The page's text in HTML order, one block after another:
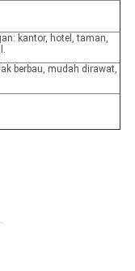
kantor, hotel, taman,
berbau, mudah dirawat,